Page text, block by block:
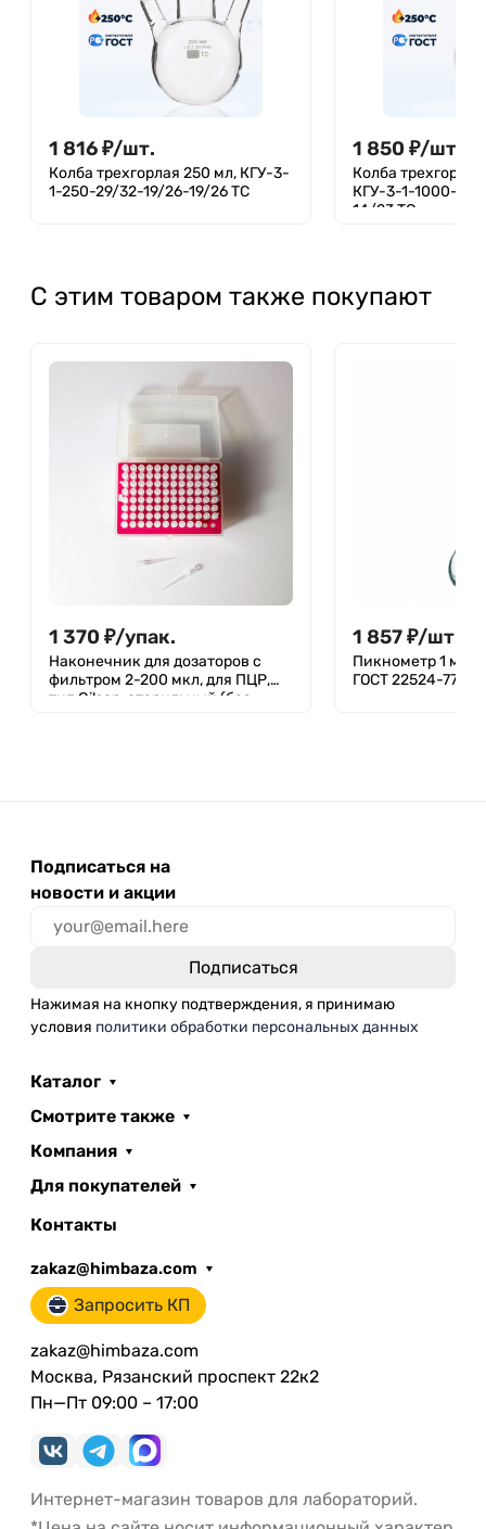
1 816₽/шт.
Колба трехгорлая 250 мл, КГУ-3-
1-250-29/32-19/26-19/26 ТС
1 850 ₽/шт.
Колба
КГУ-3-1-1000-
14/23 ТС
С этим товаром также покупают
1 370 ₽/упак.
Наконечник для дозаторов с
фильтром 2-200 мкл, для ПЦР,
тип Gilson, стерильный (без
1 857₽/шт.
Пикнометр 1 мл,
ГОСТ 22524-77
Подписаться на
новости и акции
Нажимая на кнопку подтверждения, я принимаю
условия политики обработки персональных данных
Каталог
Смотрите также
Компания
Для покупателей
Контакты
zakaz@himbaza.com
Запросить КП
zakaz@himbaza.com
Москва, Рязанский проспект 22к2
Пн—Пт 09:00 – 17:00
Интернет-магазин товаров для лабораторий.